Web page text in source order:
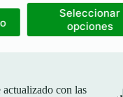
Seleccionar
opciones
Este
producto
tiene
con las